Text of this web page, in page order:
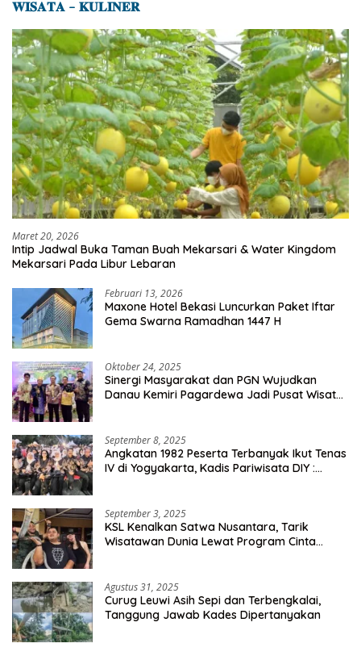
𝐖𝐈𝐒𝐀𝐓𝐀 – 𝐊𝐔𝐋𝐈𝐍𝐄𝐑
Maret 20, 2026
Intip Jadwal Buka Taman Buah Mekarsari & Water Kingdom
Mekarsari Pada Libur Lebaran
Februari 13, 2026
Maxone Hotel Bekasi Luncurkan Paket Iftar
Gema Swarna Ramadhan 1447 H
Oktober 24, 2025
Sinergi Masyarakat dan PGN Wujudkan
Danau Kemiri Pagardewa Jadi Pusat Wisata
September 8, 2025
Angkatan 1982 Peserta Terbanyak Ikut Tenas
IV di Yogyakarta, Kadis Pariwisata DIY :
September 3, 2025
KSL Kenalkan Satwa Nusantara, Tarik
Wisatawan Dunia Lewat Program Cinta
Agustus 31, 2025
Curug Leuwi Asih Sepi dan Terbengkalai,
Tanggung Jawab Kades Dipertanyakan